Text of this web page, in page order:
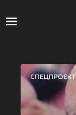
СПЕЦПРОЕКТ